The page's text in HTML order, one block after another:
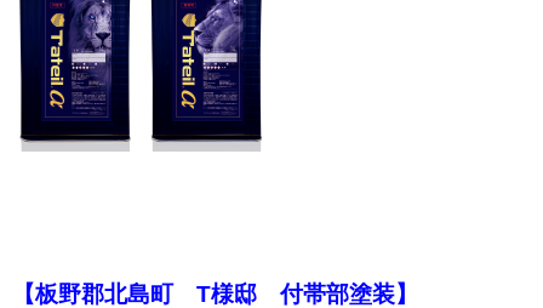
【板野郡北島町 T様邸 付帯部塗装】